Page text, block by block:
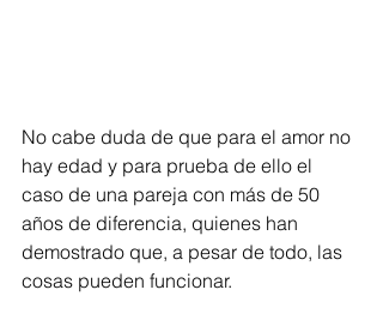
No cabe duda de que para el amor no
hay edad y para prueba de ello el
caso de una pareja con más de 50
años de diferencia, quienes han
demostrado que, a pesar de todo, las
cosas pueden funcionar.